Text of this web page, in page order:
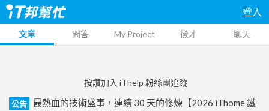
登入
文章 問答 My Project 徵才 聊天
按讚加入 iThelp 粉絲團追蹤
公告
最熱血的技術盛事，連續 30 天的修煉【2026 iThome 鐵